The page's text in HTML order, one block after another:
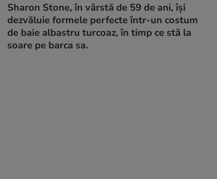
Sharon Stone, în vârstă de 59 de ani, își
dezvăluie formele perfecte într-un costum
de baie albastru turcoaz, în timp ce stă la
soare pe barca sa.